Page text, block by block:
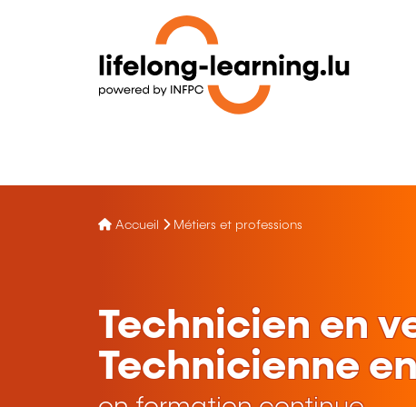
Accueil Métiers et professions
Technicien en
Technicienne